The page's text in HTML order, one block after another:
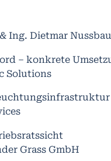
Ing. Dietmar
– konkrete
Solutions
Grass GmbH